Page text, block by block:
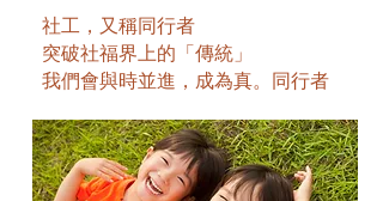
社工，又稱同行者
突破社福界上的「傳統」
我們會與時並進，成為真。同行者